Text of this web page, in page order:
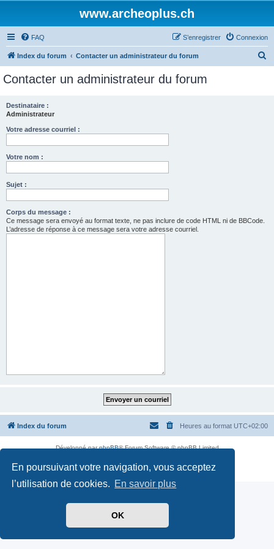
En poursuivant votre navigation, vous acceptez
l’utilisation de cookies. En savoir plus
OK
www.archeoplus.ch
FAQ Connexion
S’enregistrer
Index du forum Contacter un administrateur du forum
Contacter un administrateur du forum
Destinataire :
Administrateur
Votre adresse courriel :
Votre nom :
Sujet :
Corps du message :
Ce message sera envoyé au format texte, ne pas inclure de code HTML ni de BBCode.
L’adresse de réponse à ce message sera votre adresse courriel.
Index du forum Heures au format UTC+02:00
Développé parphpBB® Forum Software © phpBB Limited
Confidentialité| Conditions